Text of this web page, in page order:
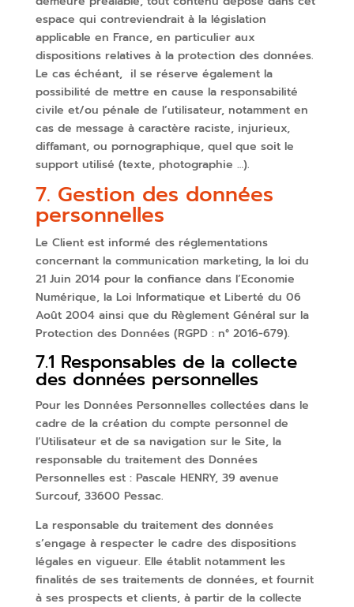
espace qui contreviendrait à la législation
applicable en France, en particulier aux
dispositions relatives à la protection des données.
Le cas échéant, il se réserve également la
possibilité de mettre en cause la responsabilité
civile et/ou pénale de l’utilisateur, notamment en
cas de message à caractère raciste, injurieux,
diffamant, ou pornographique, quel que soit le
support utilisé (texte, photographie …).
7. Gestion des données
personnelles
Le Client est informé des réglementations
concernant la communication marketing, la loi du
21 Juin 2014 pour la confiance dans l’Economie
Numérique, la Loi Informatique et Liberté du 06
Août 2004 ainsi que du Règlement Général sur la
Protection des Données (RGPD : n° 2016-679).
7.1 Responsables de la collecte
des données personnelles
Pour les Données Personnelles collectées dans le
cadre de la création du compte personnel de
l’Utilisateur et de sa navigation sur le Site, la
responsable du traitement des Données
Personnelles est : Pascale HENRY, 39 avenue
Surcouf, 33600 Pessac.
La responsable du traitement des données
s’engage à respecter le cadre des dispositions
légales en vigueur. Elle établit notamment les
finalités de ses traitements de données, et fournit
à ses prospects et clients, à partir de la collecte